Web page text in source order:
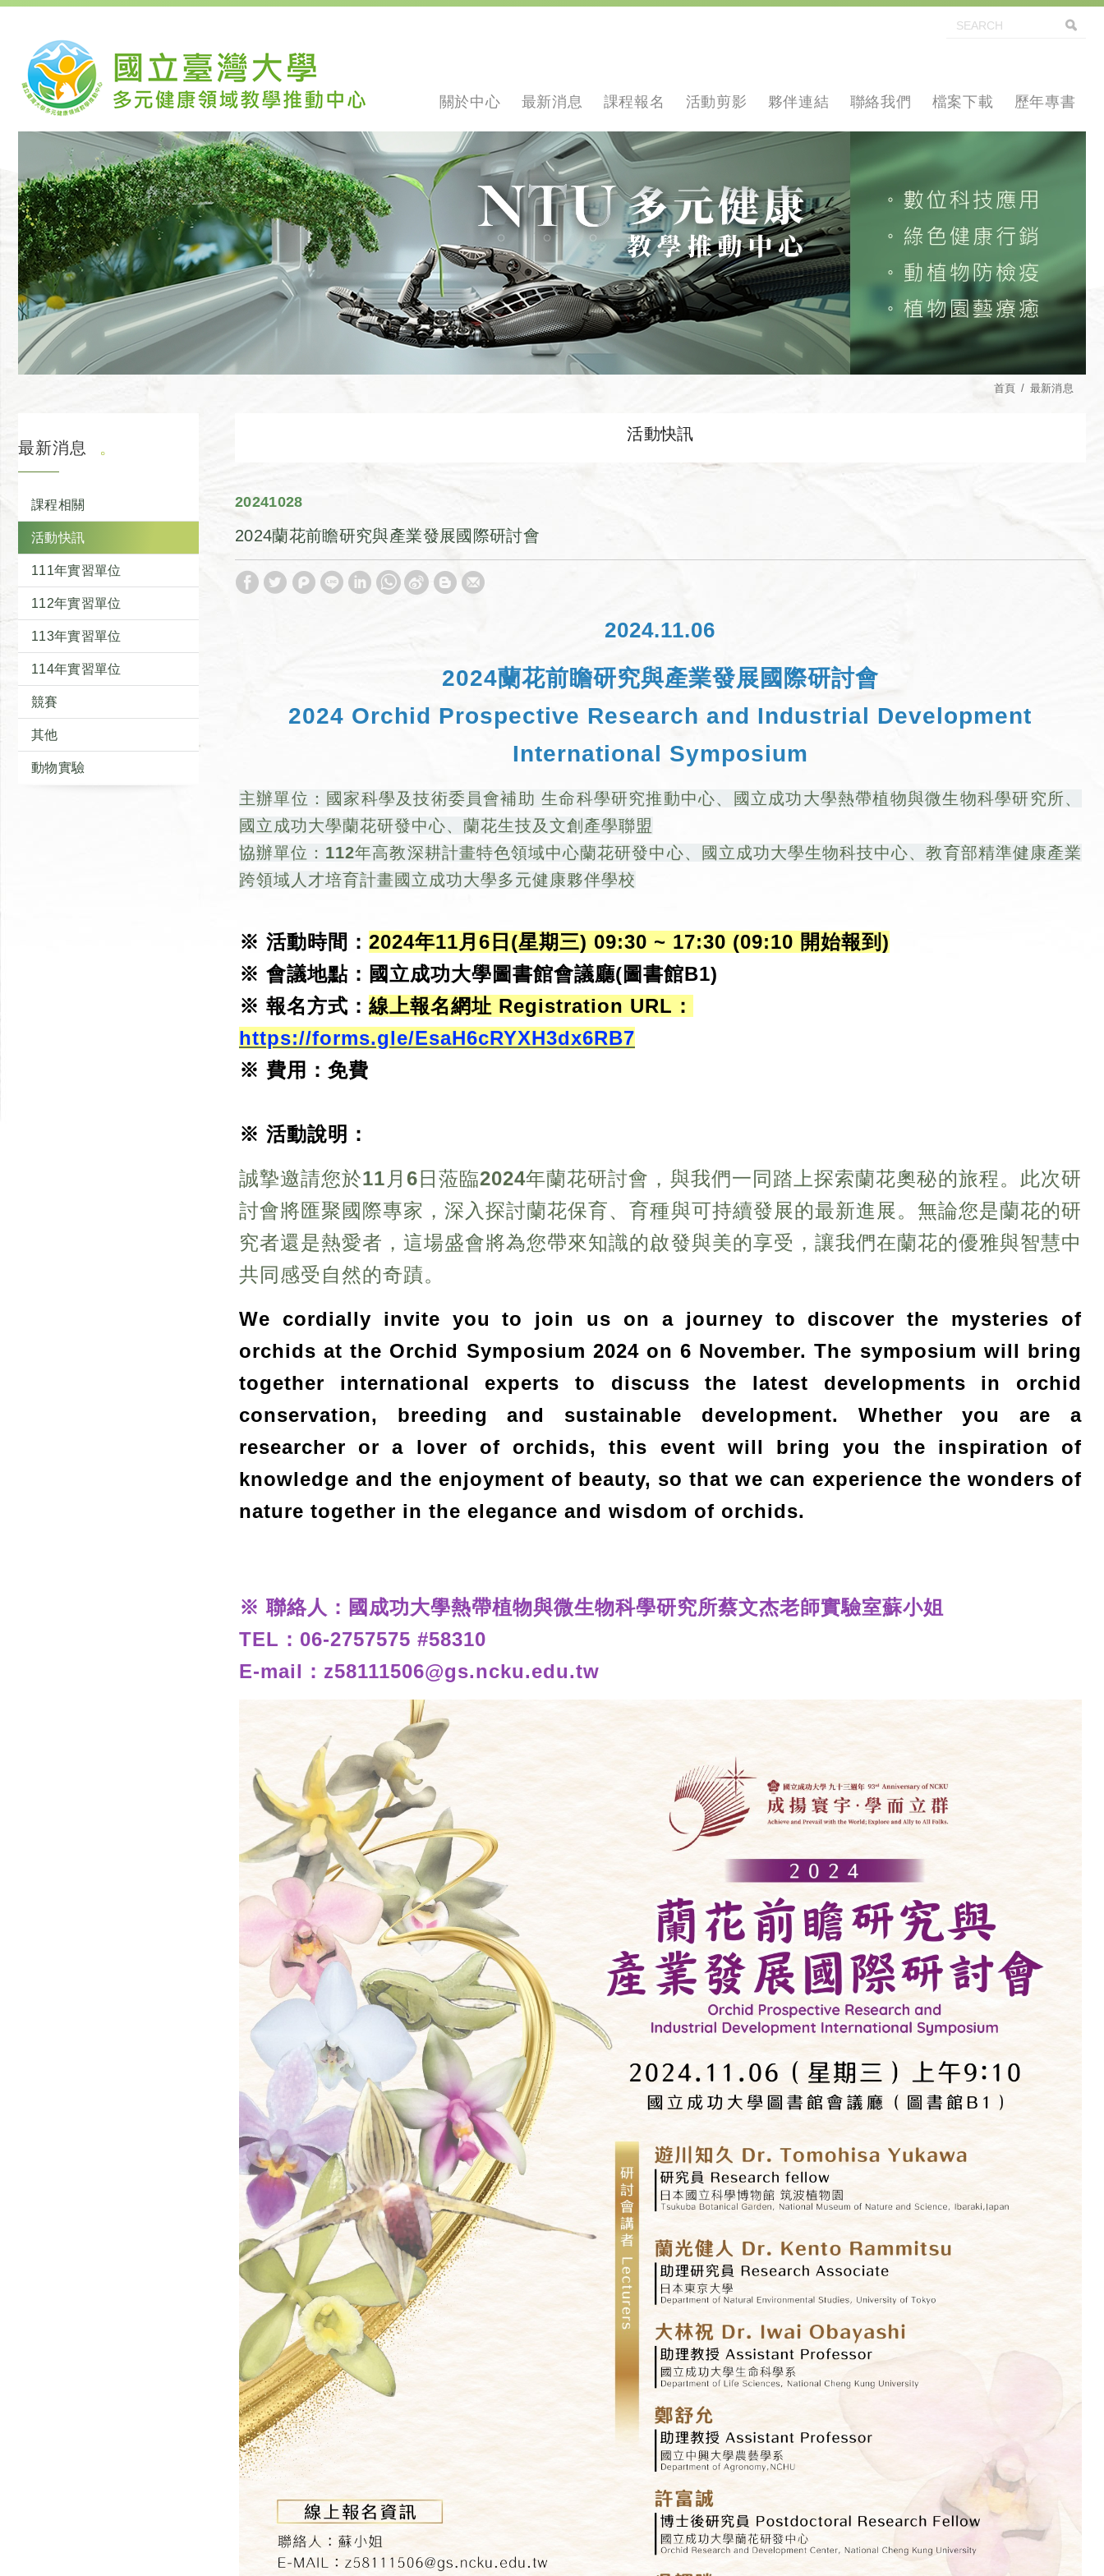
關於中心 最新消息 課程報名 活動剪影 夥伴連結 聯絡我們 檔案下載 歷年專書
首頁 最新消息
最新消息
課程相關
活動快訊
111年實習單位
112年實習單位
113年實習單位
114年實習單位
競賽
其他
動物實驗
活動快訊
28
10
2024
2024蘭花前瞻研究與產業發展國際研討會
2024.11.06
2024蘭花前瞻研究與產業發展國際研討會
2024 Orchid Prospective Research and Industrial Development
International Symposium
主辦單位：國家科學及技術委員會補助 生命科學研究推動中心、國立成功大學熱帶植物與微生物科學研究所、
國立成功大學蘭花研發中心、蘭花生技及文創產學聯盟
協辦單位：112年高教深耕計畫特色領域中心蘭花研發中心、國立成功大學生物科技中心、教育部精準健康產業
跨領域人才培育計畫國立成功大學多元健康夥伴學校
※ 活動時間： 2024年11月6日(星期三) 09:30 ~ 17:30 (09:10 開始報到)
※ 會議地點：國立成功大學圖書館會議廳(圖書館B1)
※ 報名方式： 線上報名網址 Registration URL：
https://forms.gle/EsaH6cRYXH3dx6RB7
※ 費用：免費
※ 活動說明：
誠摯邀請您於11月6日蒞臨2024年蘭花研討會，與我們一同踏上探索蘭花奧秘的旅程。此次研
討會將匯聚國際專家，深入探討蘭花保育、育種與可持續發展的最新進展。無論您是蘭花的研
究者還是熱愛者，這場盛會將為您帶來知識的啟發與美的享受，讓我們在蘭花的優雅與智慧中
共同感受自然的奇蹟。
We cordially invite you to join us on a journey to discover the mysteries of
orchids at the Orchid Symposium 2024 on 6 November. The symposium will bring
together international experts to discuss the latest developments in orchid
conservation, breeding and sustainable development. Whether you are a
researcher or a lover of orchids, this event will bring you the inspiration of
knowledge and the enjoyment of beauty, so that we can experience the wonders of
nature together in the elegance and wisdom of orchids.
※ 聯絡人：國成功大學熱帶植物與微生物科學研究所蔡文杰老師實驗室蘇小姐
TEL： 06-2757575 #58310
E-mail： z58111506@gs.ncku.edu.tw